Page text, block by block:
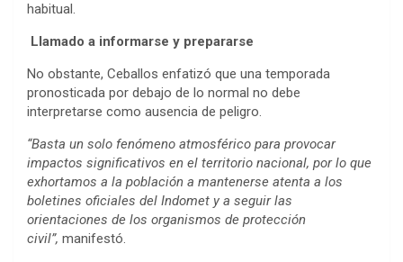
habitual.
Llamado a informarse y prepararse
No obstante, Ceballos enfatizó que una temporada
pronosticada por debajo de lo normal no debe
interpretarse como ausencia de peligro.
“Basta un solo fenómeno atmosférico para provocar
impactos significativos en el territorio nacional, por lo que
exhortamos a la población a mantenerse atenta a los
boletines oficiales del Indomet y a seguir las
orientaciones de los organismos de protección
civil”, manifestó.